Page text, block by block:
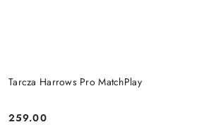
Tarcza Harrows Pro MatchPlay
Cena:
259.00